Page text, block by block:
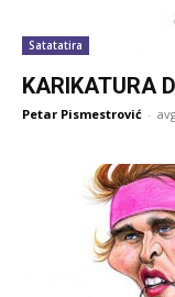
Satatatira
KARIKATURA
Petar Pismestrović -